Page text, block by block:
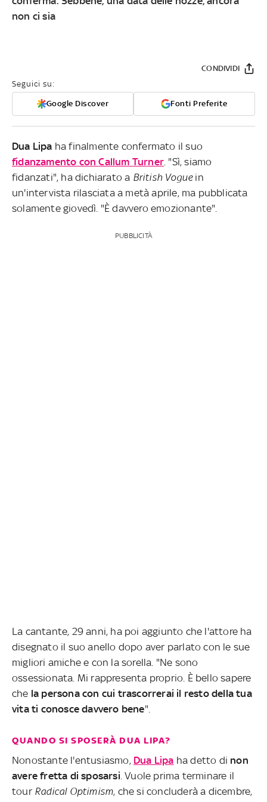
non ci sia
Seguici su:
Google Discover Fonti Preferite
CONDIVIDI
Dua Lipa ha finalmente confermato il suo
fidanzamento conCallum Turner . "Sì, siamo
fidanzati", ha dichiarato a British Voguein
un'intervista rilasciata a metà aprile, ma pubblicata
solamente giovedì. "È davvero emozionante".
PUBBLICITÀ
La cantante, 29 anni, ha poi aggiunto che l'attore ha
disegnato il suo anello dopo aver parlato con le sue
migliori amiche e con la sorella. "Ne sono
ossessionata. Mi rappresenta proprio. È bello sapere
che la persona con cui trascorrerai il resto della tua
vita ti conosce davvero bene".
QUANDO SI SPOSERÀ DUA LIPA?
Nonostante l'entusiasmo, Dua Lipa ha detto di non
avere fretta di sposarsi . Vuole prima terminare il
tour Radical Optimism, che si concluderà a dicembre,